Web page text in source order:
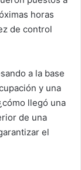
horas
de control
a la base
y una
llegó una
de una
el